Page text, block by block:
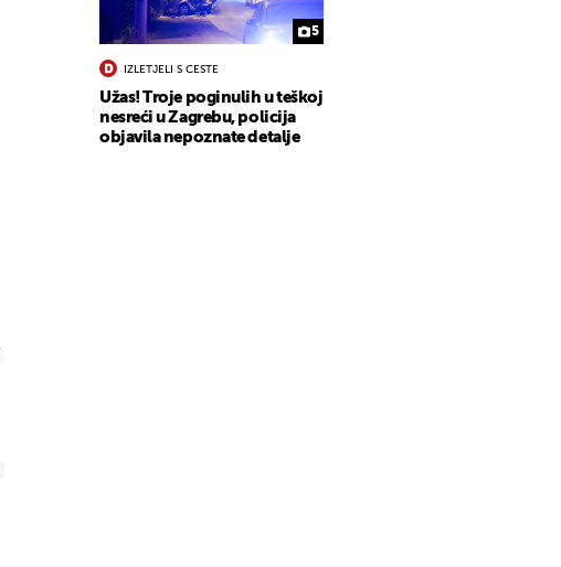
5
IZLETJELI S CESTE
Užas! Troje poginulih u teškoj
nesreći u Zagrebu, policija
objavila nepoznate detalje